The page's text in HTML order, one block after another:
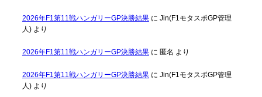
2026年F1第11戦ハンガリーGP決勝結果に Jin(F1モタスポGP管理
人)より
2026年F1第11戦ハンガリーGP決勝結果に 匿名 より
2026年F1第11戦ハンガリーGP決勝結果に Jin(F1モタスポGP管理
人)より